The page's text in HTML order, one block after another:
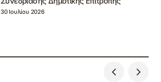
30 Ιουλίου 2026